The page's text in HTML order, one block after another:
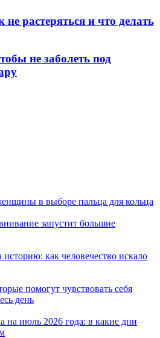
не растеряться и что делать
не заболеть под
в выборе пальца для кольца
запустит большие
историю: как человечество искало
помогут чувствовать себя
день
на июль 2026 года: в какие дни